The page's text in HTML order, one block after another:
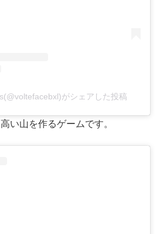
がシェアした投稿
い山を作るゲームです。